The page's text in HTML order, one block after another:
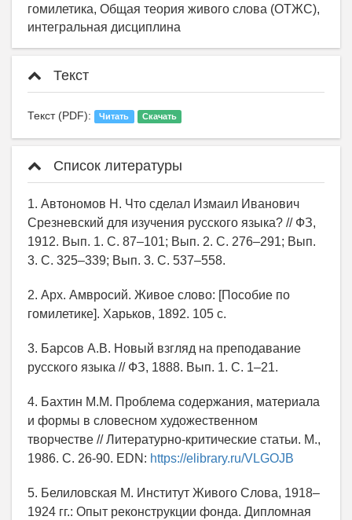
гомилетика, Общая теория живого слова (ОТЖС),
интегральная дисциплина
Текст
Текст (PDF): Читать Скачать
Список литературы
1. Автономов Н. Что сделал Измаил Иванович
Срезневский для изучения русского языка? // ФЗ,
1912. Вып. 1. С. 87–101; Вып. 2. С. 276–291; Вып.
3. С. 325–339; Вып. 3. С. 537–558.
2. Арх. Амвросий. Живое слово: [Пособие по
гомилетике]. Харьков, 1892. 105 с.
3. Барсов А.В. Новый взгляд на преподавание
русского языка // ФЗ, 1888. Вып. 1. С. 1–21.
4. Бахтин М.М. Проблема содержания, материала
и формы в словесном художественном
творчестве // Литературно-критические статьи. М.,
1986. С. 26-90. EDN: https://elibrary.ru/VLGOJB
5. Белиловская М. Институт Живого Слова, 1918–
1924 гг.: Опыт реконструкции фонда. Дипломная